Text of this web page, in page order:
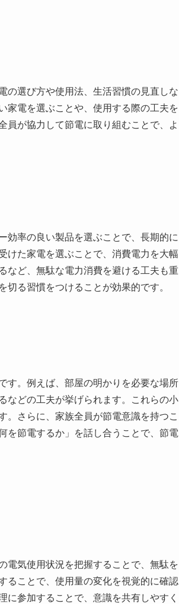
の選び方や使用法、生活習慣の見直しな
家電を選ぶことや、使用する際の工夫を
員が協力して節電に取り組むことで、よ
効率の良い製品を選ぶことで、長期的に
けた家電を選ぶことで、消費電力を大幅
など、無駄な電力消費を避ける工夫も重
る習慣をつけることが効果的です。
す。例えば、部屋の明かりを必要な場所
などの工夫が挙げられます。これらの小
。さらに、家族全員が節電意識を持つこ
を節電するか」を話し合うことで、節電
電気使用状況を把握することで、無駄を
ることで、使用量の変化を視覚的に確認
参加することで、意識を共有しやすく